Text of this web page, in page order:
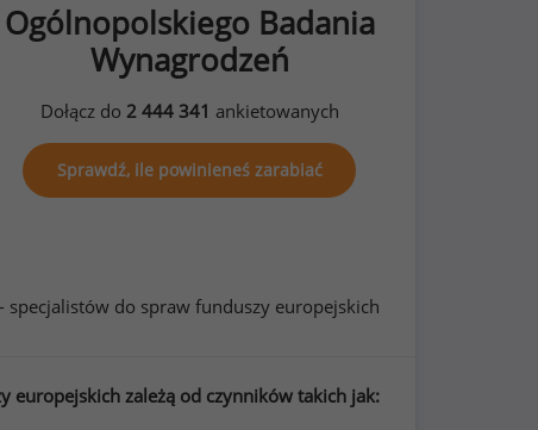
Ogólnopolskiego Badania
Wynagrodzeń
Dołącz do 2 444 341 ankietowanych
Sprawdź, ile powinieneś zarabiać
specjalistów do spraw funduszy europejskich
europejskich zależą od czynników takich jak: